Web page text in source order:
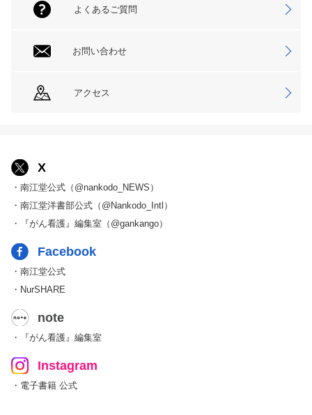
よくあるご質問
お問い合わせ
アクセス
X
・南江堂公式（@nankodo_NEWS）
・南江堂洋書部公式（@Nankodo_Intl）
・『がん看護』編集室（@gankango）
Facebook
・南江堂公式
・NurSHARE
note
・『がん看護』編集室
Instagram
・電子書籍 公式